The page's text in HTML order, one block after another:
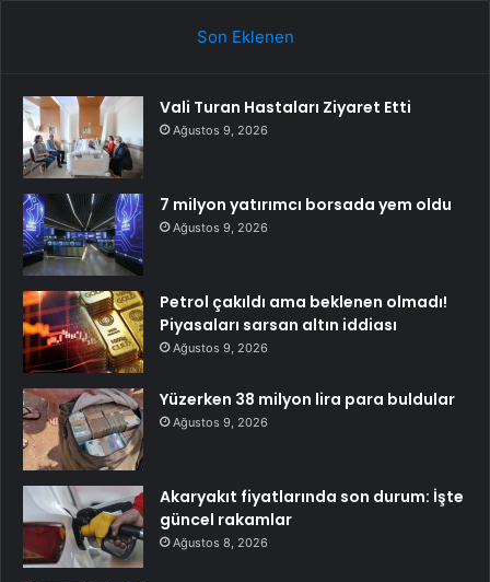
Son Eklenen
Vali Turan Hastaları Ziyaret Etti
Ağustos 9, 2026
7 milyon yatırımcı borsada yem oldu
Ağustos 9, 2026
Petrol çakıldı ama beklenen olmadı!
Piyasaları sarsan altın iddiası
Ağustos 9, 2026
Yüzerken 38 milyon lira para buldular
Ağustos 9, 2026
Akaryakıt fiyatlarında son durum: İşte
güncel rakamlar
Ağustos 8, 2026